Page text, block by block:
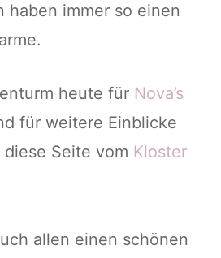
haben immer so einen
heute für Nova’s
für weitere Einblicke
Seite vom Kloster
allen einen schönen